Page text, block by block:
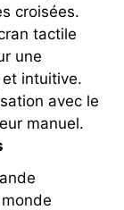
croisées.
tactile
une
intuitive.
avec le
manuel.